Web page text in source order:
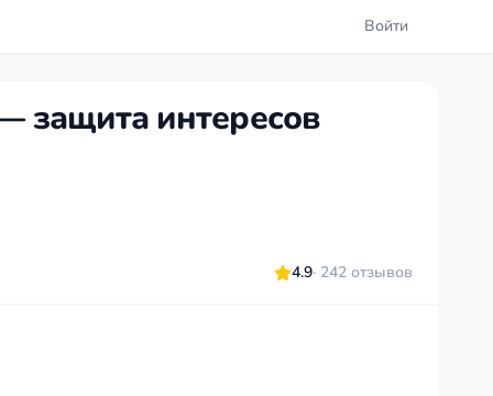
Войти
защита интересов
4.9· 242 отзывов